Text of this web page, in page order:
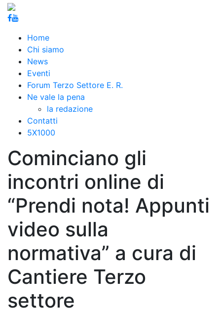
Home
Chi siamo
News
Eventi
Forum Terzo Settore E. R.
Ne vale la pena
la redazione
Contatti
5X1000
Cominciano gli
incontri online di
“Prendi nota! Appunti
video sulla
normativa” a cura di
Cantiere Terzo
settore